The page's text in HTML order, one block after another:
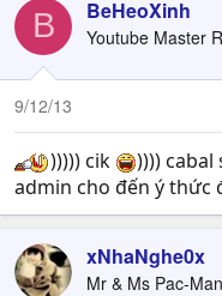
B BeHeoXinh
Youtube Master
9/12/13
))))) cik
))))
admin cho đến ý thức
xNhaNghe0x
Mr & Ms Pac-Man